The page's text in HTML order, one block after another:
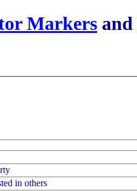
Markers and
in others